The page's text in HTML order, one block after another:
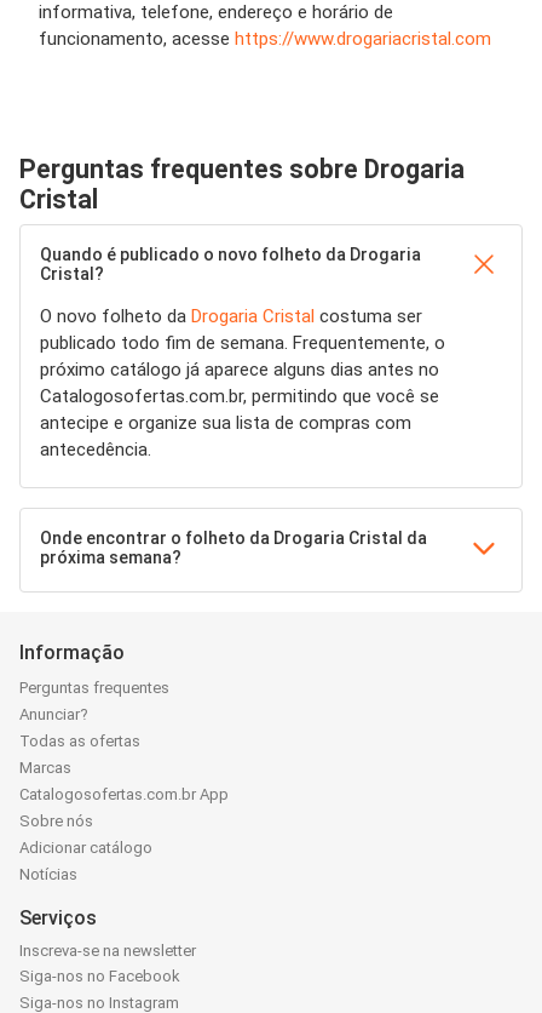
informativa, telefone, endereço e horário de
funcionamento, acesse https://www.drogariacristal.com
Perguntas frequentes sobre Drogaria
Cristal
Quando é publicado o novo folheto da Drogaria
Cristal?
O novo folheto da Drogaria Cristal costuma ser
publicado todo fim de semana. Frequentemente, o
próximo catálogo já aparece alguns dias antes no
Catalogosofertas.com.br, permitindo que você se
antecipe e organize sua lista de compras com
antecedência.
Onde encontrar o folheto da Drogaria Cristal da
próxima semana?
Informação
Perguntas frequentes
Anunciar?
Todas as ofertas
Marcas
Catalogosofertas.com.br App
Sobre nós
Adicionar catálogo
Notícias
Serviços
Inscreva-se na newsletter
Siga-nos no Facebook
Siga-nos no Instagram